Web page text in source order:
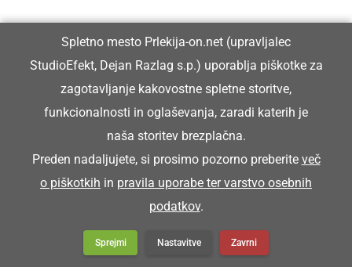
Spletno mesto Prlekija-on.net (upravljalec
StudioEfekt, Dejan Razlag s.p.) uporablja piškotke za
zagotavljanje kakovostne spletne storitve,
funkcionalnosti in oglaševanja, zaradi katerih je
naša storitev brezplačna.
Preden nadaljujete, si prosimo pozorno preberite več
o piškotkih in pravila uporabe ter varstvo osebnih
podatkov.
Sprejmi Nastavitve Zavrni